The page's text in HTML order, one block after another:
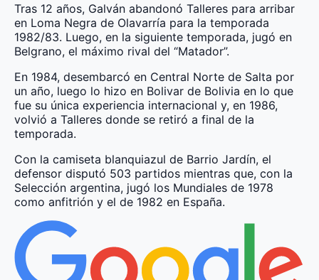
Tras 12 años, Galván abandonó Talleres para arribar
en Loma Negra de Olavarría para la temporada
1982/83. Luego, en la siguiente temporada, jugó en
Belgrano, el máximo rival del “Matador”.
En 1984, desembarcó en Central Norte de Salta por
un año, luego lo hizo en Bolivar de Bolivia en lo que
fue su única experiencia internacional y, en 1986,
volvió a Talleres donde se retiró a final de la
temporada.
Con la camiseta blanquiazul de Barrio Jardín, el
defensor disputó 503 partidos mientras que, con la
Selección argentina, jugó los Mundiales de 1978
como anfitrión y el de 1982 en España.